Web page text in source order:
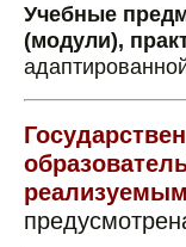
Учебные
(модули),